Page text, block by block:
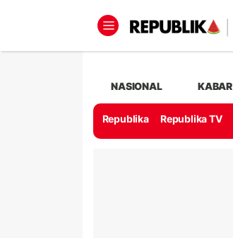
NASIONAL
Republika Republika TV